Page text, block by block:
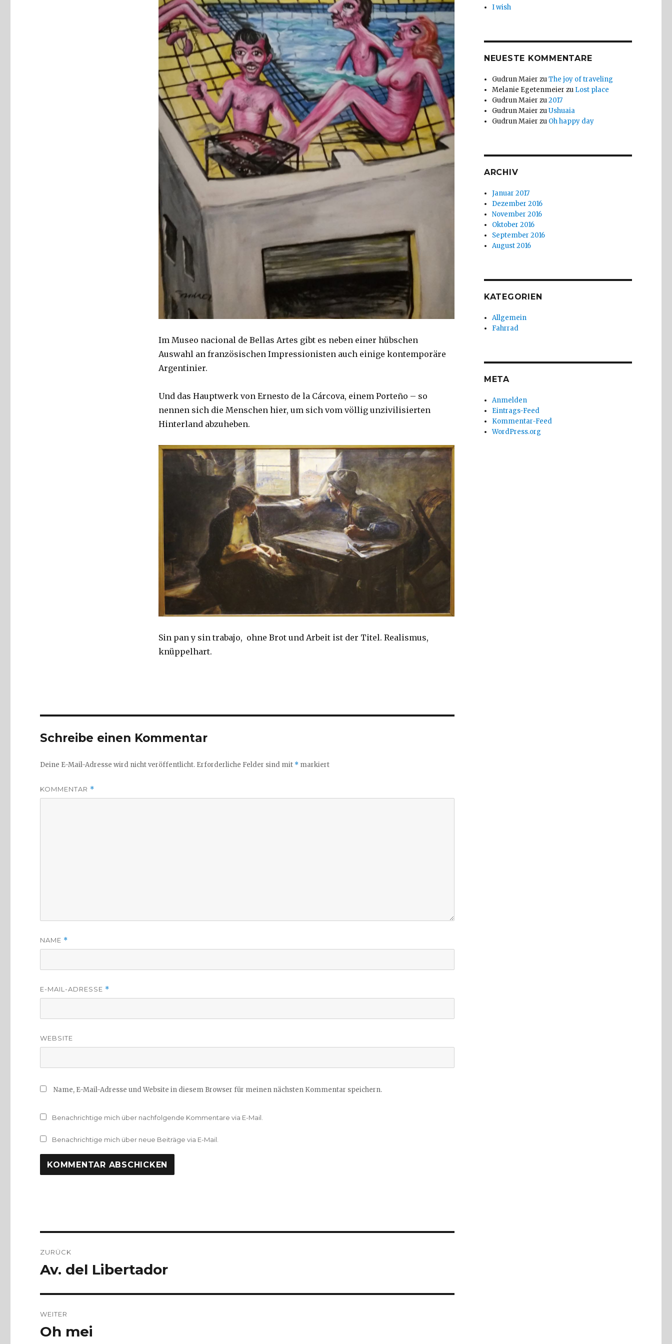
Im Museo nacional de Bellas Artes gibt es neben einer hübschen
Auswahl an französischen Impressionisten auch einige kontemporäre
Argentinier.
Und das Hauptwerk von Ernesto de la Cárcova, einem Porteño – so
nennen sich die Menschen hier, um sich vom völlig unzivilisierten
Hinterland abzuheben.
Sin pan y sin trabajo, ohne Brot und Arbeit ist der Titel. Realismus,
knüppelhart.
Schreibe einen Kommentar
Deine E-Mail-Adresse wird nicht veröffentlicht. Erforderliche Felder sind mit * markiert
KOMMENTAR *
NAME *
E-MAIL-ADRESSE *
WEBSITE
Name, E-Mail-Adresse und Website in diesem Browser für meinen nächsten Kommentar speichern.
Benachrichtige mich über nachfolgende Kommentare via E-Mail.
Benachrichtige mich über neue Beiträge via E-Mail.
ZURÜCK
Vorheriger
Av. del Libertador
WEITER
Nächster
Oh mei
I wish
NEUESTE KOMMENTARE
Gudrun Maier zuThe joy of traveling
Melanie Egetenmeier zu Lost place
Gudrun Maier zu2017
Gudrun Maier zuUshuaia
Gudrun Maier zu Oh happy day
ARCHIV
Januar 2017
Dezember 2016
November 2016
Oktober 2016
September 2016
August 2016
KATEGORIEN
Allgemein
Fahrrad
META
Anmelden
Eintrags-Feed
Kommentar-Feed
WordPress.org